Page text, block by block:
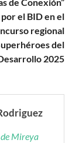
de Conexión”
el BID en el
regional
del
2025
Mireya